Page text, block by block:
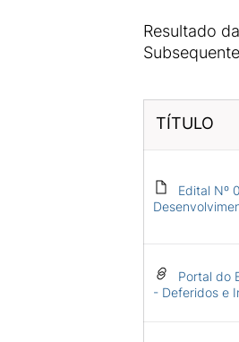
Resultado
TÍTULO
Edital Nº
Portal do
- Deferidos e